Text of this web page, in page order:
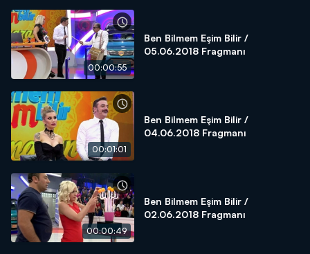
00:00:55
Ben Bilmem Eşim Bilir /
05.06.2018 Fragmanı
00:01:01
Ben Bilmem Eşim Bilir /
04.06.2018 Fragmanı
00:00:49
Ben Bilmem Eşim Bilir /
02.06.2018 Fragmanı